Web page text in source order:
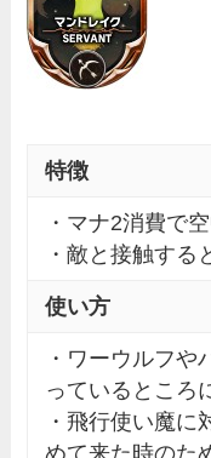
特徴
・マナ2消費で
・敵と接触する
使い方
・ワーウルフや
っているところ
・飛行使い魔に